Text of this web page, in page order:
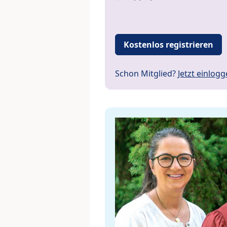
Kostenlos registrieren
Schon Mitglied? Jetzt